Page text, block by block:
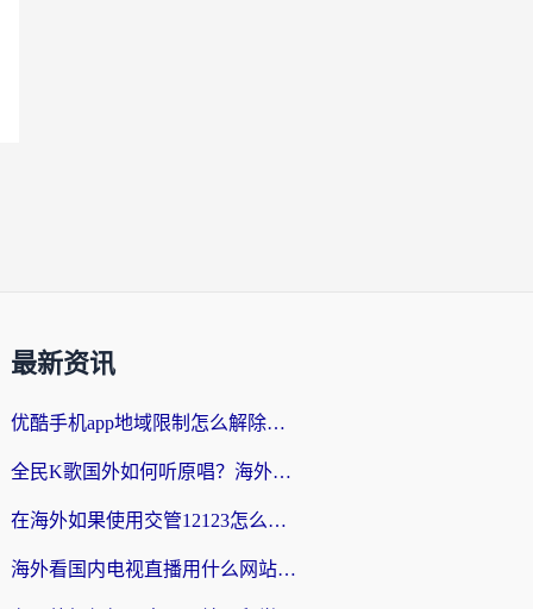
最新资讯
优酷手机app地域限制怎么解除？海外党亲测有效的追剧方案
全民K歌国外如何听原唱？海外党亲测有效的回国加速器选择指南
在海外如果使用交管12123怎么处理？留学生亲测有效的回国加速方案
海外看国内电视直播用什么网站比较好？一篇解决你所有追剧难题的实用指南